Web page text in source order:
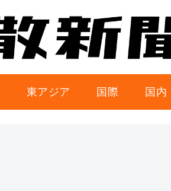
東アジア 国際 国内